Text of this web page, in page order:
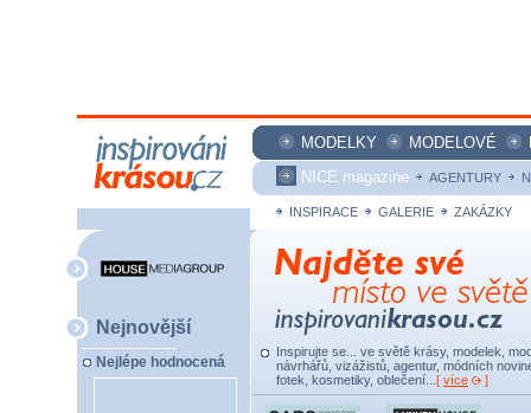
MODELKY MODELOVÉ
NICE magazine
AGENTURY
INSPIRACE GALERIE ZAKÁZKY
Nejnovější
Nejlépe hodnocená
Inspirujte se... ve světě krásy, modelek,
návrhářů, vizážistů, agentur, módních
fotek, kosmetiky, oblečení... [ více ]